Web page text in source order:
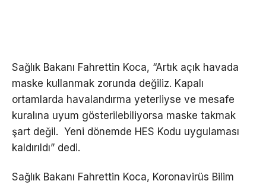
Sağlık Bakanı Fahrettin Koca, “Artık açık havada
maske kullanmak zorunda değiliz. Kapalı
ortamlarda havalandırma yeterliyse ve mesafe
kuralına uyum gösterilebiliyorsa maske takmak
şart değil. Yeni dönemde HES Kodu uygulaması
kaldırıldı” dedi.
Sağlık Bakanı Fahrettin Koca, Koronavirüs Bilim